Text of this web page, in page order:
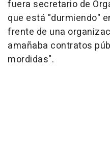
fuera secretario de
que está "durmiendo"
frente de una
amañaba contratos
mordidas".